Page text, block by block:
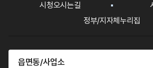
시청오시는길
정부/지자체누리집
읍면동/사업소